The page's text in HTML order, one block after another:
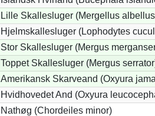
Lille Skallesluger (Mergellus
Hjelmskallesluger (Lophodytes
Stor Skallesluger (Mergus
Toppet Skallesluger (Mergus
Amerikansk Skarveand (Oxyura
Hvidhovedet And (Oxyura
Nathøg (Chordeiles minor)